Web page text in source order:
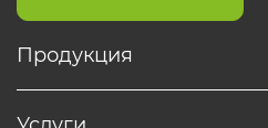
Продукция